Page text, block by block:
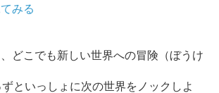
みる
どこでも新しい世界への冒険（ぼうけ
といっしょに次の世界をノックしよ